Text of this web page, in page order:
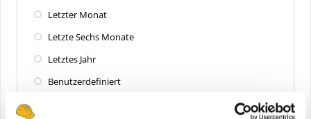
Letzter Monat
Letzte Sechs Monate
Letztes Jahr
Benutzerdefiniert